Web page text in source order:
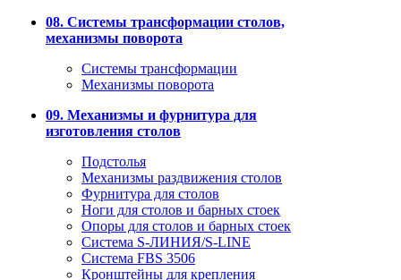
08. Системы трансформации столов,
механизмы поворота
Системы трансформации
Механизмы поворота
09. Механизмы и фурнитура для
изготовления столов
Подстолья
Механизмы раздвижения столов
Фурнитура для столов
Ноги для столов и барных стоек
Опоры для столов и барных стоек
Система S-ЛИНИЯ/S-LINE
Система FBS 3506
Кронштейны для крепления